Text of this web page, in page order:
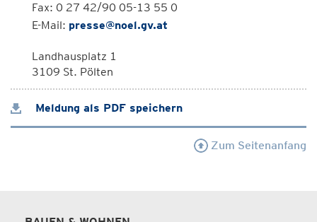
Fax: 0 27 42/90 05-13 55 0
E-Mail: presse@noel.gv.at
Landhausplatz 1
3109 St. Pölten
Meldung als PDF speichern
Zum Seitenanfang